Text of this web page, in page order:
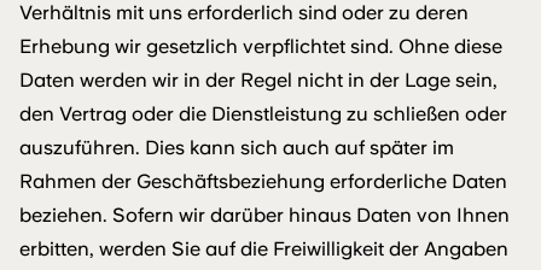
Verhältnis mit uns erforderlich sind oder zu deren
Erhebung wir gesetzlich verpflichtet sind. Ohne diese
Daten werden wir in der Regel nicht in der Lage sein,
den Vertrag oder die Dienstleistung zu schließen oder
auszuführen. Dies kann sich auch auf später im
Rahmen der Geschäftsbeziehung erforderliche Daten
beziehen. Sofern wir darüber hinaus Daten von Ihnen
erbitten, werden Sie auf die Freiwilligkeit der Angaben